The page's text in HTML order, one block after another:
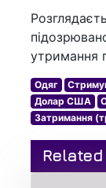
утримання
Одяг
Долар США
Затримання